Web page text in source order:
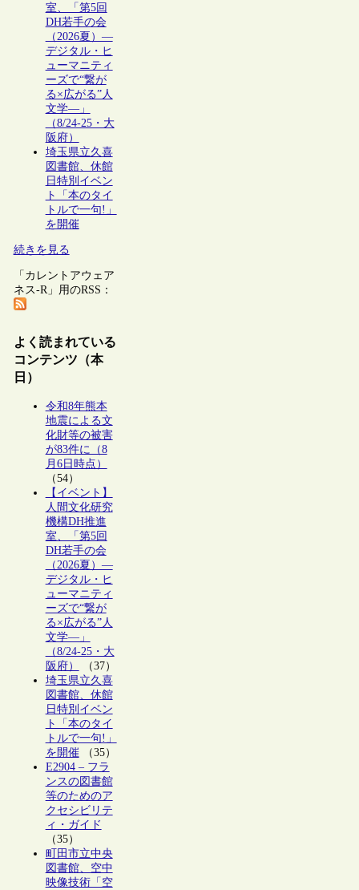
室、「第5回
DH若手の会
（2026夏）―
デジタル・ヒ
ューマニティ
ーズで“繋が
る×広がる”人
文学―」
（8/24-25・大
阪府）
埼玉県立久喜
図書館、休館
日特別イベン
ト「本のタイ
トルで一句!」
を開催
続きを見る
「カレントアウェア
ネス-R」用のRSS：
よく読まれている
コンテンツ（本
日）
令和8年熊本
地震による文
化財等の被害
が83件に（8
月6日時点）
（54）
【イベント】
人間文化研究
機構DH推進
室、「第5回
DH若手の会
（2026夏）―
デジタル・ヒ
ューマニティ
ーズで“繋が
る×広がる”人
文学―」
（8/24-25・大
阪府）
（37）
埼玉県立久喜
図書館、休館
日特別イベン
ト「本のタイ
トルで一句!」
を開催（35）
E2904 – フラ
ンスの図書館
等のためのア
クセシビリテ
ィ・ガイド
（35）
町田市立中央
図書館、空中
映像技術「空